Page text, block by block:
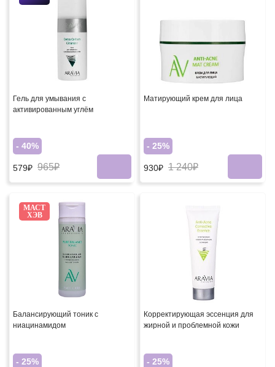
Гель для умывания с
активированным углём
- 40%
579₽ 965₽
Матирующий крем для лица
- 25%
930₽ 1 240₽
МАСТ
ХЭВ
Балансирующий тоник с
ниацинамидом
- 25%
Корректирующая эссенция для
жирной и проблемной кожи
- 25%